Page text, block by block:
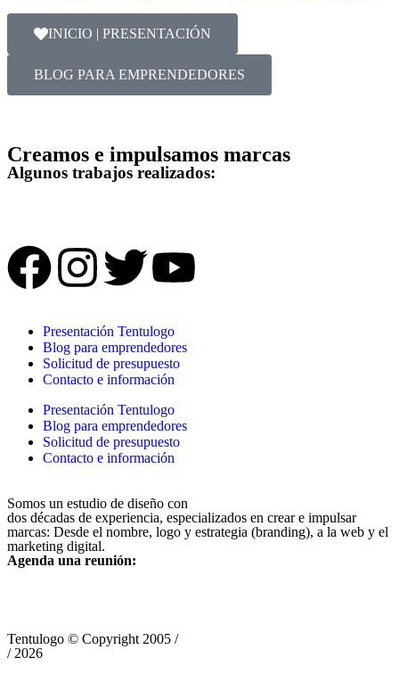
INICIO | PRESENTACIÓN
BLOG PARA EMPRENDEDORES
Creamos e impulsamos marcas
Algunos trabajos realizados:
Presentación Tentulogo
Blog para emprendedores
Solicitud de presupuesto
Contacto e información
Presentación Tentulogo
Blog para emprendedores
Solicitud de presupuesto
Contacto e información
Somos un estudio de diseño con
dos décadas de experiencia, especializados en crear e impulsar
marcas: Desde el nombre, logo y estrategia (branding), a la web y el
marketing digital.
Agenda una reunión:
Tentulogo © Copyright 2005 /
/ 2026